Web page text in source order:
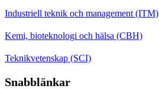
Industriell teknik och management (ITM)
Kemi, bioteknologi och hälsa (CBH)
Teknikvetenskap (SCI)
Snabblänkar